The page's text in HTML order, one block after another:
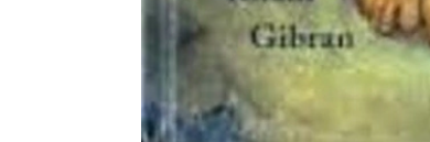
LIBROS
Encuadernación:
Tapa Blanda
Idioma:
ISBN: 9788497165419
Fecha Publicación:04/2009